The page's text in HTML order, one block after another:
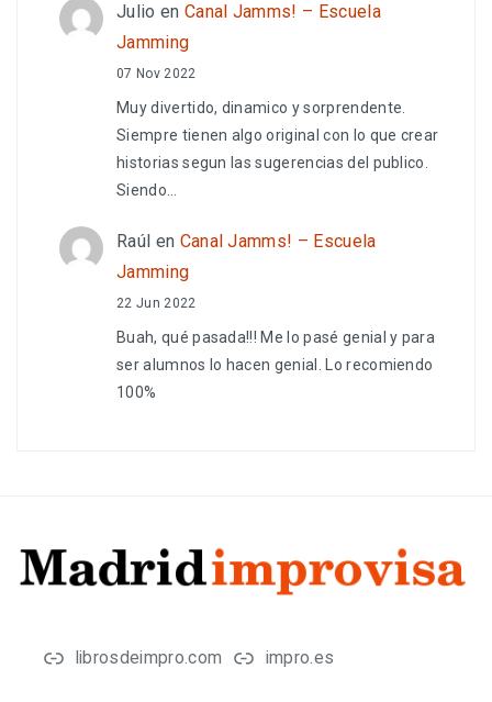
Julio en Canal Jamms! – Escuela
Jamming
07 Nov 2022
Muy divertido, dinamico y sorprendente.
Siempre tienen algo original con lo que crear
historias segun las sugerencias del publico.
Siendo…
Raúl en Canal Jamms! – Escuela
Jamming
22 Jun 2022
Buah, qué pasada!!! Me lo pasé genial y para
ser alumnos lo hacen genial. Lo recomiendo
100%
librosdeimpro.com impro.es